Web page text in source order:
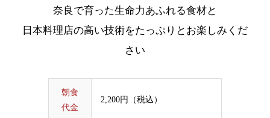
奈良で育った生命力あふれる食材と
日本料理店の高い技術をたっぷりとお楽しみくだ
さい
朝食
代金
2,200円（税込）